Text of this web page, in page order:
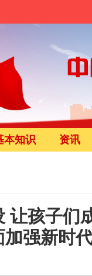
本知识 资讯
让孩子
强新时